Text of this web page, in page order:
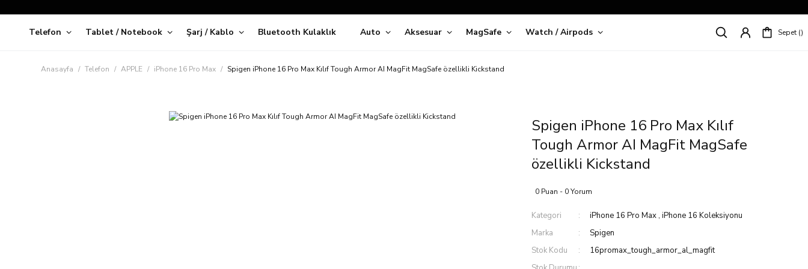
Siparişleriniz
5 İş Günü İçerisinde Kargoda!
Kapıda Ödeme Kolaylığı, Kredi Kartı ile Taksitli Hızlı ve Güvenli Alışveriş!
Süper İndirimli Fiyatlar
Telefon Tablet / Notebook Şarj / Kablo Bluetooth Kulaklık Auto Aksesuar MagSafe Watch / Airpods Sepet
Anasayfa Telefon APPLE iPhone 16 Pro Max Spigen iPhone 16 Pro Max Kılıf Tough Armor AI MagFit MagSafe özellikli Kickstand
Spigen iPhone 16 Pro Max Kılıf
Tough Armor AI MagFit MagSafe
özellikli Kickstand
0 Puan - 0 Yorum
Kategori iPhone 16 Pro Max,iPhone 16 Koleksiyonu
Marka
Spigen
Stok Kodu
16promax_tough_armor_al_magfit